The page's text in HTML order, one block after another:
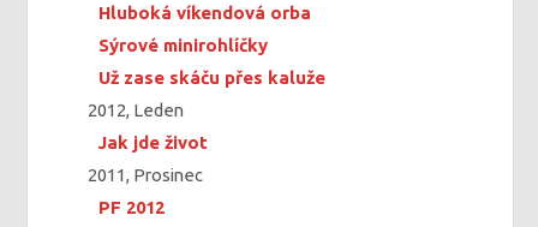
Hluboká víkendová orba
Sýrové minirohlíčky
Už zase skáču přes kaluže
2012, Leden
Jak jde život
2011, Prosinec
PF 2012